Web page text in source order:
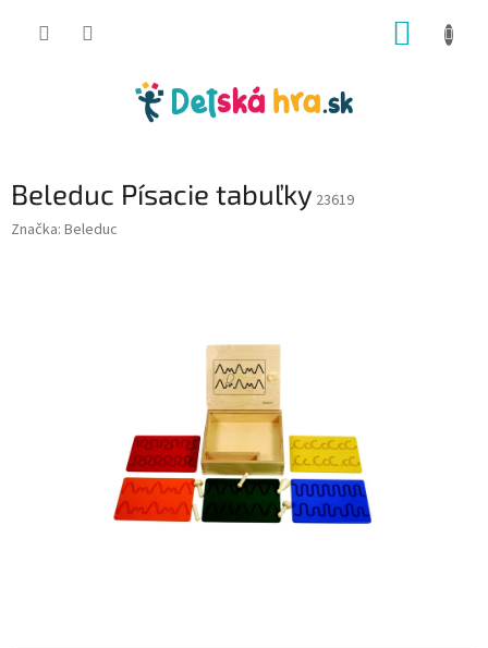
Beleduc Písacie tabuľky 23619
Značka: Beleduc